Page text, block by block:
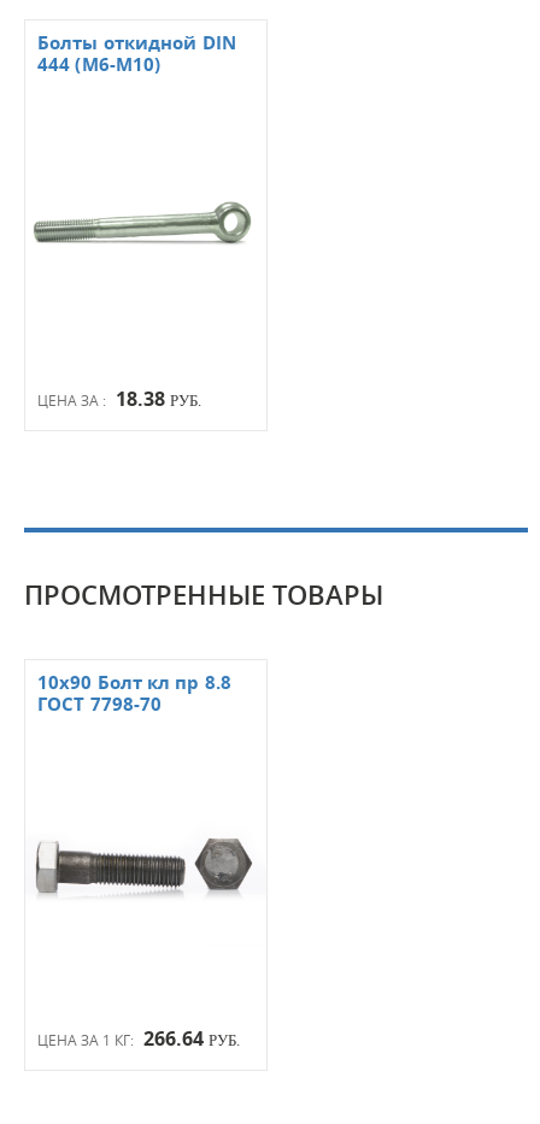
ЦЕНА ЗА : 18.38 РУБ.
Болты откидной DIN
444 (М6-М10)
ПРОСМОТРЕННЫЕ ТОВАРЫ
ЦЕНА ЗА 1 КГ: 266.64 РУБ.
10х90 Болт кл пр 8.8
ГОСТ 7798-70